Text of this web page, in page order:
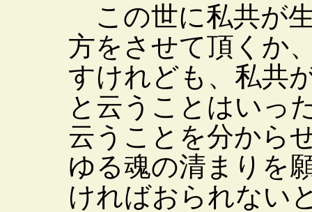
この世に私共が
方をさせて頂くか
すけれども、私共
と云うことはいっ
云うことを分から
ゆる魂の清まりを
ければおられない